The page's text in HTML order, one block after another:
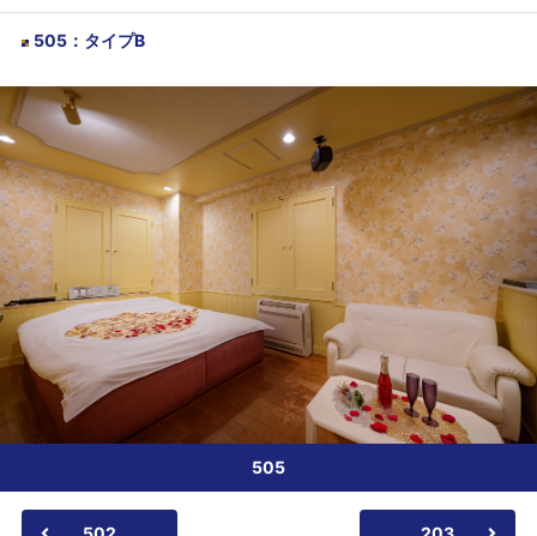
505 ： タイプB
505